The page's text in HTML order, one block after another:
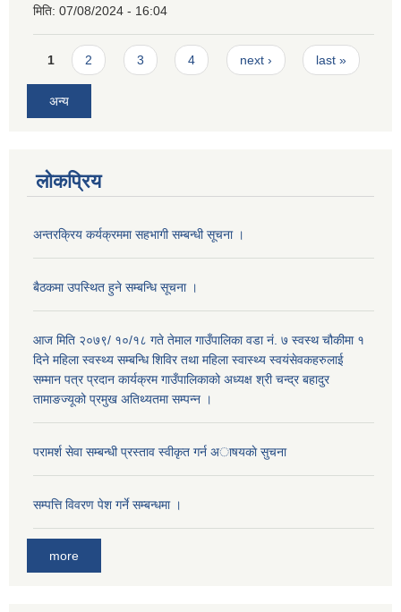
मिति: 07/08/2024 - 16:04
Pages
1 2 3 4 next › last »
अन्य
लोकप्रिय
अन्तरक्रिय कर्यक्रममा सहभागी सम्बन्धी सूचना ।
बैठकमा उपस्थित हुने सम्बन्धि सूचना ।
आज मिति २०७९/ १०/१८ गते तेमाल गाउँपालिका वडा नं. ७ स्वस्थ चौकीमा १
दिने महिला स्वस्थ्य सम्बन्धि शिविर तथा महिला स्वास्थ्य स्वयंसेवकहरुलाई
सम्मान पत्र प्रदान कार्यक्रम गाउँपालिकाको अध्यक्ष श्री चन्द्र बहादुर
तामाङज्यूको प्रमुख अतिथ्यतमा सम्पन्न ।
परामर्श सेवा सम्बन्धी प्रस्ताव स्वीकृत गर्न अाषयकाे सुचना
सम्पत्ति विवरण पेश गर्ने सम्बन्धमा ।
more